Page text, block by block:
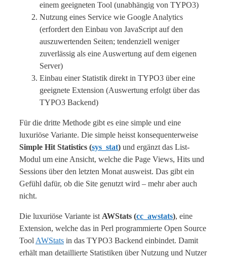
einem geeigneten Tool (unabhängig von TYPO3)
Nutzung eines Service wie Google Analytics
(erfordert den Einbau von JavaScript auf den
auszuwertenden Seiten; tendenziell weniger
zuverlässig als eine Auswertung auf dem eigenen
Server)
Einbau einer Statistik direkt in TYPO3 über eine
geeignete Extension (Auswertung erfolgt über das
TYPO3 Backend)
Für die dritte Methode gibt es eine simple und eine
luxuriöse Variante. Die simple heisst konsequenterweise
Simple Hit Statistics (sys_stat) und ergänzt das List-
Modul um eine Ansicht, welche die Page Views, Hits und
Sessions über den letzten Monat ausweist. Das gibt ein
Gefühl dafür, ob die Site genutzt wird – mehr aber auch
nicht.
Die luxuriöse Variante ist AWStats (cc_awstats), eine
Extension, welche das in Perl programmierte Open Source
Tool AWStats in das TYPO3 Backend einbindet. Damit
erhält man detaillierte Statistiken über Nutzung und Nutzer